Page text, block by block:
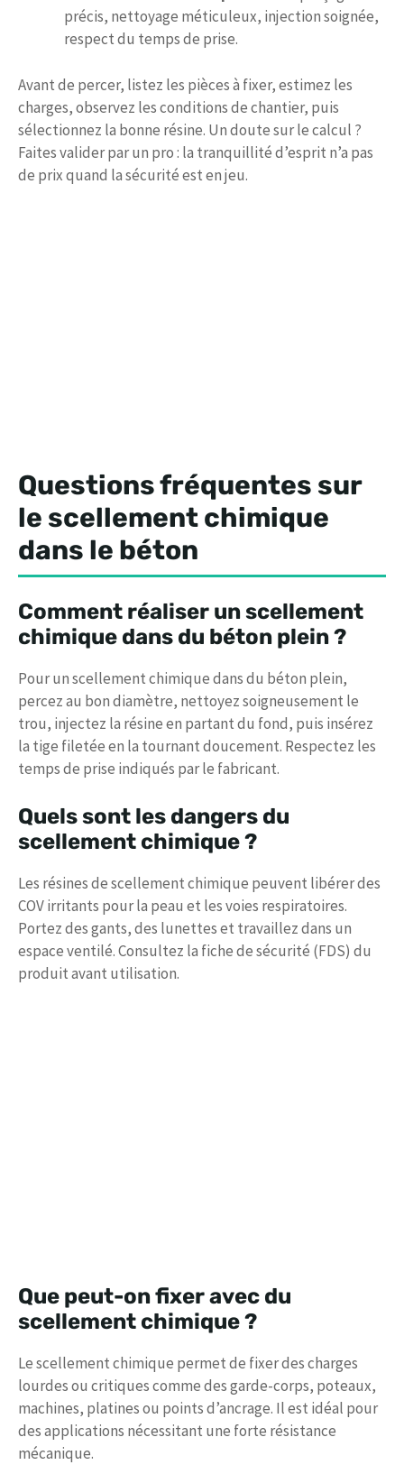
précis, nettoyage méticuleux, injection soignée,
respect du temps de prise.
Avant de percer, listez les pièces à fixer, estimez les
charges, observez les conditions de chantier, puis
sélectionnez la bonne résine. Un doute sur le calcul ?
Faites valider par un pro : la tranquillité d’esprit n’a pas
de prix quand la sécurité est en jeu.
Questions fréquentes sur
le scellement chimique
dans le béton
Comment réaliser un scellement
chimique dans du béton plein ?
Pour un scellement chimique dans du béton plein,
percez au bon diamètre, nettoyez soigneusement le
trou, injectez la résine en partant du fond, puis insérez
la tige filetée en la tournant doucement. Respectez les
temps de prise indiqués par le fabricant.
Quels sont les dangers du
scellement chimique ?
Les résines de scellement chimique peuvent libérer des
COV irritants pour la peau et les voies respiratoires.
Portez des gants, des lunettes et travaillez dans un
espace ventilé. Consultez la fiche de sécurité (FDS) du
produit avant utilisation.
Que peut-on fixer avec du
scellement chimique ?
Le scellement chimique permet de fixer des charges
lourdes ou critiques comme des garde-corps, poteaux,
machines, platines ou points d’ancrage. Il est idéal pour
des applications nécessitant une forte résistance
mécanique.